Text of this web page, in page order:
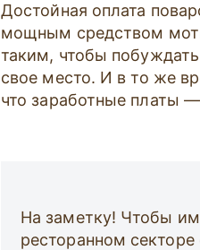
Достойная оплата
мощным средством
таким, чтобы
свое место. И в то же
что заработные платы
На заметку! Чтобы
ресторанном секторе